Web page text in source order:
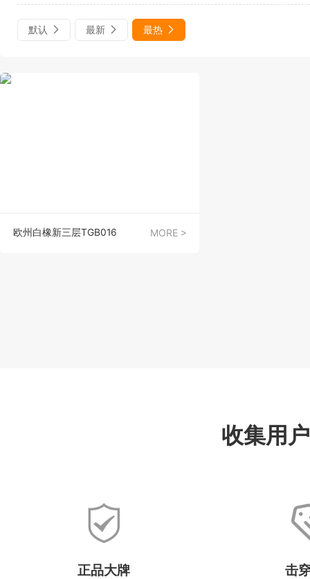
默认 最新 最热
欧州白橡新三层TGB016 MORE >
收集用
正品大牌 击